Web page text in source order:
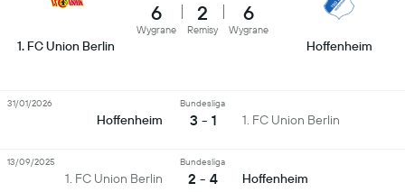
1. FC Union Berlin
6
Wygrane
2
Remisy
6
Wygrane
Hoffenheim
Hoffenheim
Bundesliga
3 - 1 1. FC Union Berlin
31/01/2026
1. FC Union Berlin
Bundesliga
2 - 4 Hoffenheim
13/09/2025